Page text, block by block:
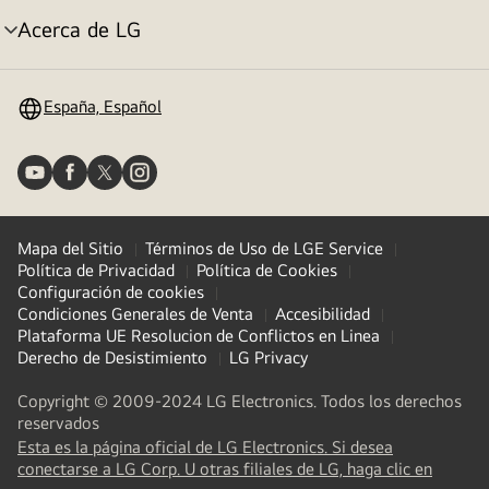
Acerca de LG
Alternar
España, Español
Mapa del Sitio
Términos de Uso de LGE Service
Política de Privacidad
Política de Cookies
Configuración de cookies
Condiciones Generales de Venta
Accesibilidad
Plataforma UE Resolucion de Conflictos en Linea
Derecho de Desistimiento
LG Privacy
Copyright © 2009-2024 LG Electronics. Todos los derechos
reservados
Esta es la página oficial de LG Electronics. Si desea
conectarse a LG Corp. U otras filiales de LG, haga clic en(